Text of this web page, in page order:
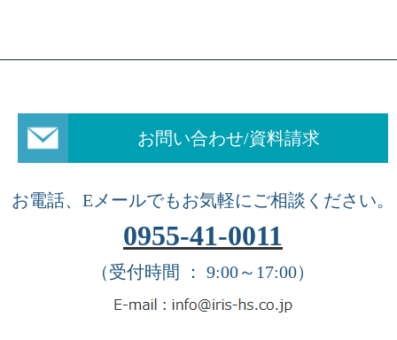
お問い合わせ/資料請求
お電話、Eメールでもお気軽にご相談ください。
0955-41-0011
（受付時間 ： 9:00～17:00）